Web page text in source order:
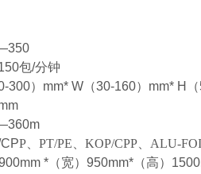
包/分钟
300） mm* W （30-160） mm* H （
P、PT/PE、KOP/CPP、ALU-
* （宽） 950mm* （高）